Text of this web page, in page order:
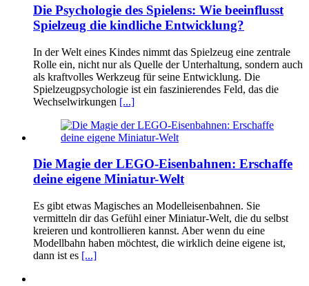
Die Psychologie des Spielens: Wie beeinflusst
Spielzeug die kindliche Entwicklung?
In der Welt eines Kindes nimmt das Spielzeug eine zentrale
Rolle ein, nicht nur als Quelle der Unterhaltung, sondern auch
als kraftvolles Werkzeug für seine Entwicklung. Die
Spielzeugpsychologie ist ein faszinierendes Feld, das die
Wechselwirkungen [...]
Die Magie der LEGO-Eisenbahnen: Erschaffe
deine eigene Miniatur-Welt
Es gibt etwas Magisches an Modelleisenbahnen. Sie
vermitteln dir das Gefühl einer Miniatur-Welt, die du selbst
kreieren und kontrollieren kannst. Aber wenn du eine
Modellbahn haben möchtest, die wirklich deine eigene ist,
dann ist es [...]